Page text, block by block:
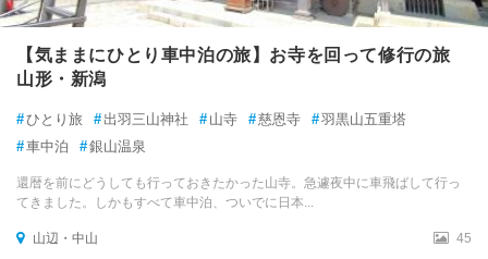
【気ままにひとり車中泊の旅】お寺を回って修行の旅
山形・新潟
#ひとり旅 # 出羽三山神社 # 山寺 #慈恩寺 #羽黒山五重塔
#車中泊 #銀山温泉
還暦を前にどうしても行っておきたかった山寺。急遽夜中に車飛ばして行っ
てきました。しかもすべて車中泊、ついでに日本...
山辺・中山
45